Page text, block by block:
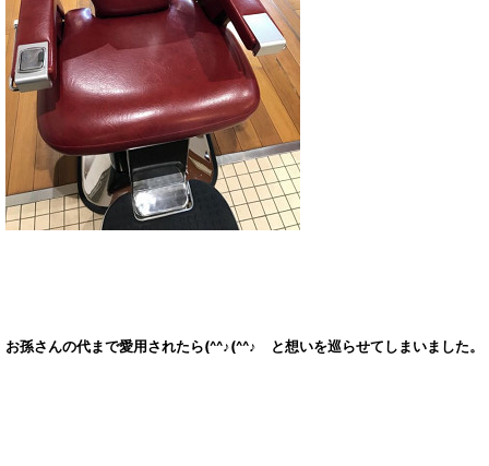
お孫さんの代まで愛用されたら(^^♪(^^♪ と想いを巡らせてしまいました。